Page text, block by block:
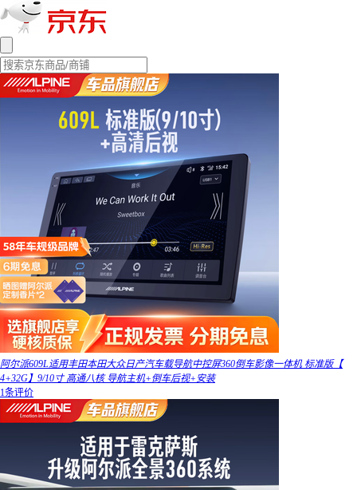
阿尔派609L适用丰田本田大众日产汽车载导航中控屏360倒车影像一体机 标准版【
4+32G】9/10寸 高通八核 导航主机+倒车后视+安装
1条评价